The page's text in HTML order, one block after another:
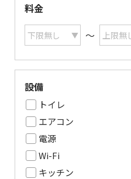
料金
〜
設備
キッチン
トイレ
エアコン
電源
Wi-Fi